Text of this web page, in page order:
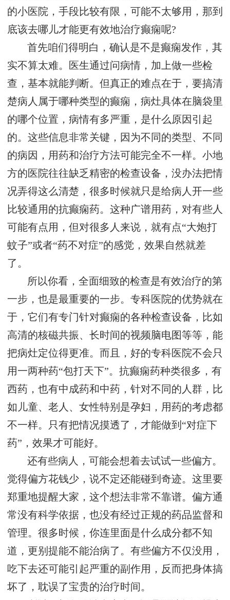
的小医院，手段比较有限，可能不太够用，那到
底该去哪儿才能更有效地治疗癫痫呢?
首先咱们得明白，确认是不是癫痫发作，其
实不算太难。医生通过问病情，加上做一些检
查，基本就能判断。但真正的难点在于，要搞清
楚病人属于哪种类型的癫痫，病灶具体在脑袋里
的哪个位置，病情有多严重，是什么原因引起
的。这些信息非常关键，因为不同的类型、不同
的病因，用药和治疗方法可能完全不一样。小地
方的医院往往缺乏精密的检查设备，没办法把情
况弄得这么清楚，很多时候就只是给病人开一些
比较通用的抗癫痫药。这种广谱用药，对有些人
可能有点用，但对很多人来说，就有点“大炮打
蚊子”或者“药不对症”的感觉，效果自然就差
了。
所以你看，全面细致的检查是有效治疗的第
一步，也是最重要的一步。专科医院的优势就在
于，它们有专门针对癫痫的各种检查设备，比如
高清的核磁共振、长时间的视频脑电图等等，能
把病灶定位得更准。而且，好的专科医院不会只
用一两种药“包打天下”。抗癫痫药种类很多，有
西药，也有中成药和中药，针对不同的人群，比
如儿童、老人、女性特别是孕妇，用药的考虑都
不一样。只有把情况摸透了，才能做到“对症下
药”，效果才可能好。
还有些病人，可能会想着去试试一些偏方。
觉得偏方花钱少，说不定还能碰到奇迹。这里要
郑重地提醒大家，这个想法非常不靠谱。偏方通
常没有科学依据，也没有经过正规的药品监督和
管理。很多时候，你连里面是什么成分都不知
道，更别提能不能治病了。有些偏方不仅没用，
吃下去还可能引起严重的副作用，反而把身体搞
坏了，耽误了宝贵的治疗时间。